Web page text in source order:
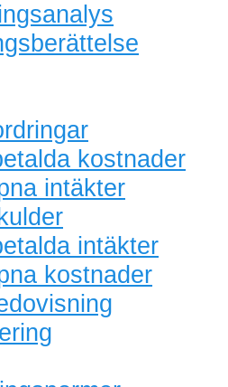
kostnader
intäkter
intäkter
kostnader